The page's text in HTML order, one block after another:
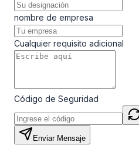
nombre de empresa
Cualquier requisito adicional
Código de Seguridad
Enviar Mensaje